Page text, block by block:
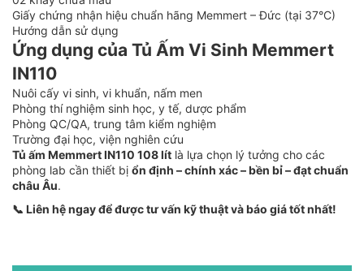
Giấy chứng nhận hiệu chuẩn hãng Memmert – Đức (tại 37°C)
Hướng dẫn sử dụng
Ứng dụng của Tủ Ấm Vi Sinh Memmert
IN110
Nuôi cấy vi sinh, vi khuẩn, nấm men
Phòng thí nghiệm sinh học, y tế, dược phẩm
Phòng QC/QA, trung tâm kiểm nghiệm
Trường đại học, viện nghiên cứu
Tủ ấm Memmert IN110 108 lít là lựa chọn lý tưởng cho các
phòng lab cần thiết bị ổn định – chính xác – bền bỉ – đạt chuẩn
châu Âu.
📞 Liên hệ ngay để được tư vấn kỹ thuật và báo giá tốt nhất!